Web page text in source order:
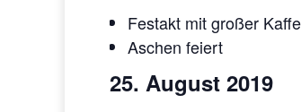
Festakt mit großer
Aschen feiert
25. August 2019